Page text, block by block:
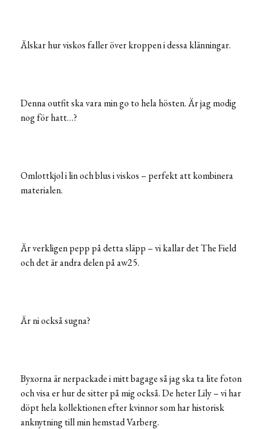
Älskar hur viskos faller över kroppen i dessa klänningar.
Denna outfit ska vara min go to hela hösten. Är jag modig
nog för hatt…?
Omlottkjol i lin och blus i viskos – perfekt att kombinera
materialen.
Är verkligen pepp på detta släpp – vi kallar det The Field
och det är andra delen på aw25.
Är ni också sugna?
Byxorna är nerpackade i mitt bagage så jag ska ta lite foton
och visa er hur de sitter på mig också. De heter Lily – vi har
döpt hela kollektionen efter kvinnor som har historisk
anknytning till min hemstad Varberg.